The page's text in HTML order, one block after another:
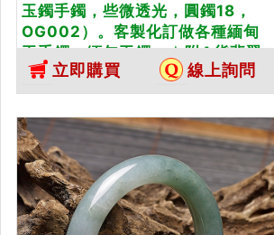
玉鐲手鐲，些微透光，圓鐲18，
OG002）。客製化訂做各種緬甸
玉手鐲，緬甸玉鐲。★附A貨翡翠
雙證書立即購買 線上詢問